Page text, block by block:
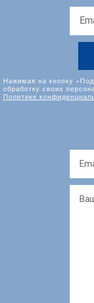
Нажимая на кнопку
обработку своих
Политике